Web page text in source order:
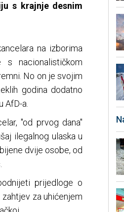
s krajnje desnim
na izborima
nacionalističkom
No on je svojim
godina dodatno
AfD-a.
"od prvog dana"
ilegalnog ulaska u
dvije osobe, od
prijedloge o
za uhićenjem